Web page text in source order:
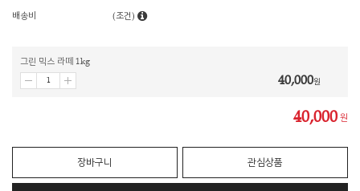
배송비 (조건)
그린 믹스 라떼 1kg
40,000원
40,000 원
장바구니 관심상품